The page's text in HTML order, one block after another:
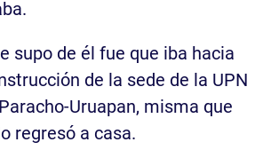
supo de él fue que iba hacia
de la sede de la UPN
Uruapan, misma que
regresó a casa.